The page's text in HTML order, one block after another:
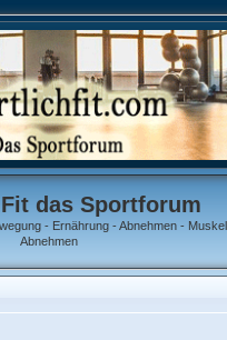
das Sportforum
- Ernährung - Abnehmen -
Abnehmen